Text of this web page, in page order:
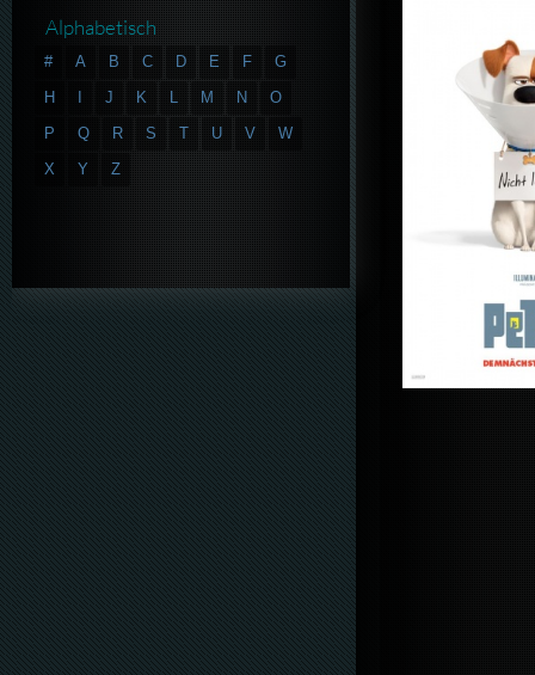
Alphabetisch
# A B C D E F
G
H
J K L M N
O
P
Q R S T U V
W
X
Y Z